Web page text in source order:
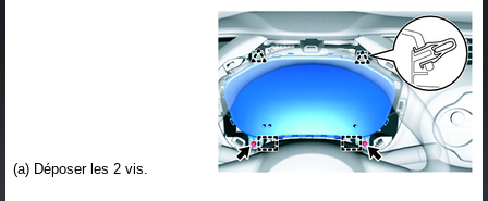
(a) Déposer les 2 vis.